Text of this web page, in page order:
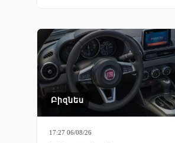
Բիզնես
17:27 06/08/26